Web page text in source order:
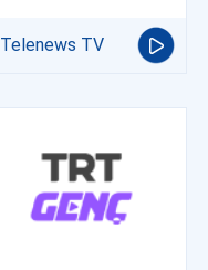
Telenews TV